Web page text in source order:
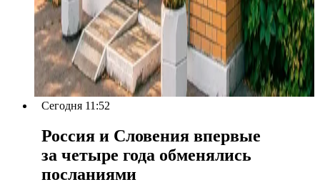
Сегодня 11:52
Россия и Словения впервые
за четыре года обменялись
посланиями